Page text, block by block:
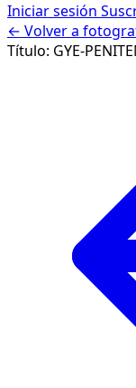
Iniciar sesión
← Volver a
Título: GYE-